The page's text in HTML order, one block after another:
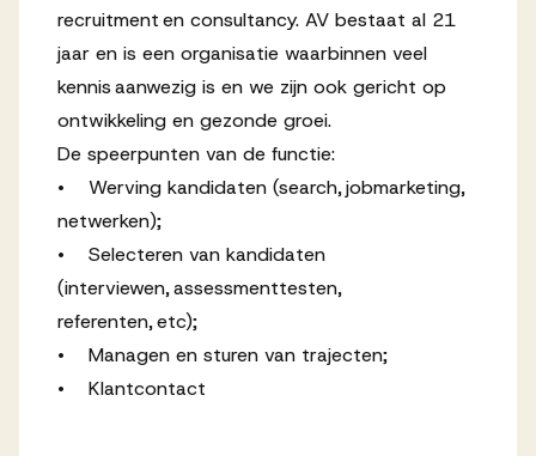
recruitment en consultancy. AV bestaat al 21
jaar en is een organisatie waarbinnen veel
kennis aanwezig is en we zijn ook gericht op
ontwikkeling en gezonde groei.
De speerpunten van de functie:
• Werving kandidaten (search, jobmarketing,
netwerken);
• Selecteren van kandidaten
(interviewen, assessmenttesten,
referenten, etc);
• Managen en sturen van trajecten;
• Klantcontact